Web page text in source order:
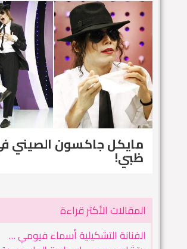
مايكل جاكسون الصيني
ظبي!
المقالات الأكثر قراءة
الفنانة التشكيلية أسماء فيومي …